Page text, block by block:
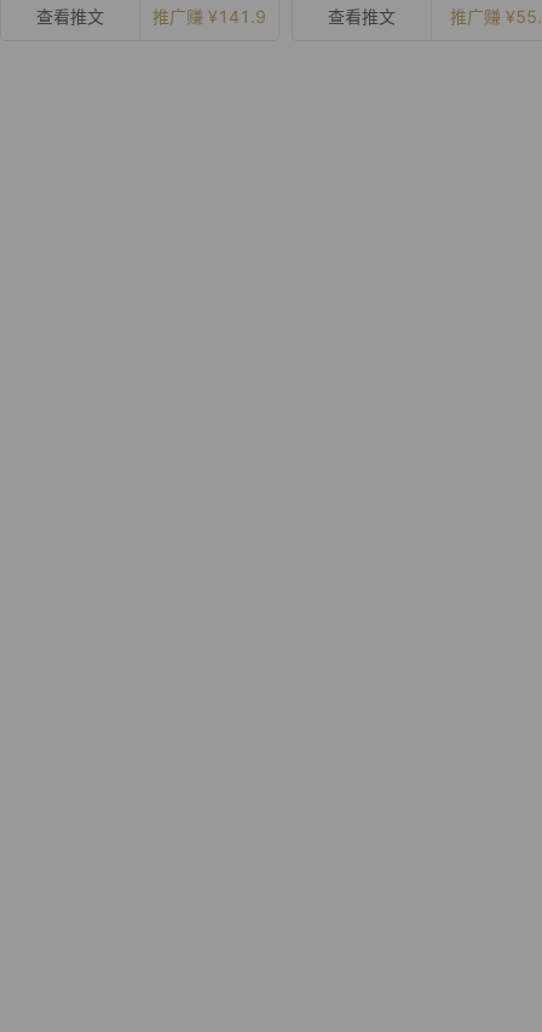
查看推文 推广赚 ¥141.9 查看推文 推广赚